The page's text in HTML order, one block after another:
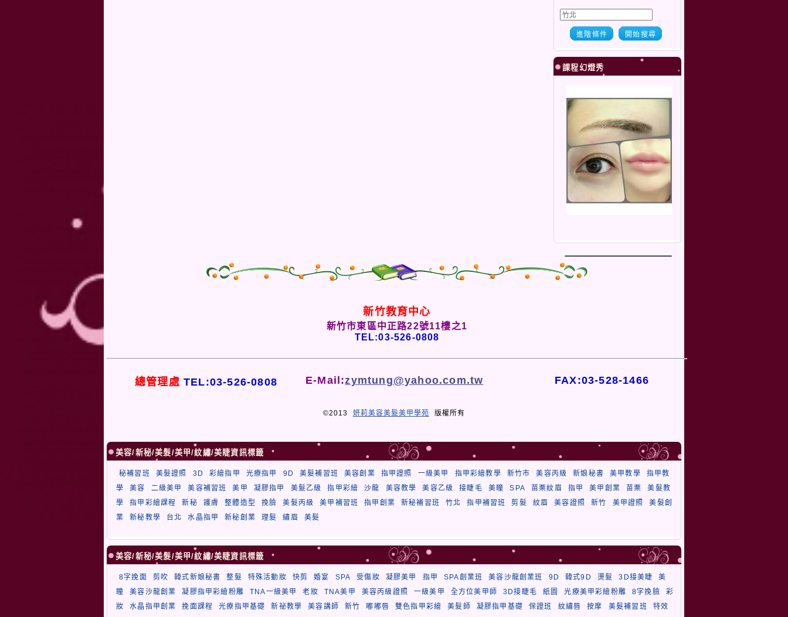
進階條件 開始搜尋
課程幻燈秀
新竹教育中心
新竹市東區中正路22號11樓之1
TEL:03-526-0808
總管理處 TEL:03-526-0808 E-Mail:zymtung@yahoo.com.tw FAX:03-528-1466
©2013 妍莉美容美髮美甲學苑 版權所有
美容/新秘/美髮/美甲/紋繡/美睫資訊標籤
秘補習班 美髮證照 3D 彩繪指甲 光療指甲 9D 美髮補習班 美容創業 指甲證照 一級美甲 指甲彩繪教學 新竹市 美容丙級 新娘秘書 美甲教學
指甲教
學
美容 二級美甲 美容補習班 美甲 凝膠指甲 美髮乙級 指甲彩繪 沙龍 美容教學 美容乙級 接睫毛 美瞳 SPA 苗栗紋眉 指甲 美甲創業 苗栗
美髮教
學
指甲彩繪課程 新秘 護膚 整體造型 挽臉 美髮丙級 美甲補習班 指甲創業 新秘補習班 竹北 指甲補習班 剪髮 紋眉 美容證照 新竹 美甲證照
美髮創
業
新秘教學 台北 水晶指甲 新秘創業 理髮 繡眉 美髮
美容/新秘/美髮/美甲/紋繡/美睫資訊標籤
8字挽面 剪吹 韓式新娘秘書 整髮 特殊活動妝 快剪 婚宴 SPA 受傷妝 凝膠美甲 指甲 SPA創業班 美容沙龍創業班 9D 韓式9D 燙髮 3D接美睫
美
瞳
美容沙龍創業 凝膠指甲彩繪粉雕 TNA一級美甲 老妝 TNA美甲 美容丙級證照 一級美甲 全方位美甲師 3D接睫毛 紙圖 光療美甲彩繪粉雕 8字挽臉
彩
妝
水晶指甲創業 挽面課程 光療指甲基礎 新祕教學 美容講師 新竹 嘟嘟唇 雙色指甲彩繪 美髮師 凝膠指甲基礎 保證班 紋繡唇 按摩 美髮補習班
特效